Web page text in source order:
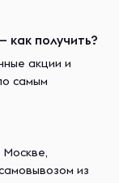
как получить?
акции и
самым
из